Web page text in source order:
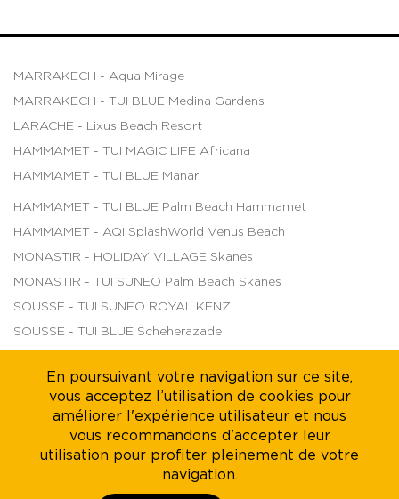
MARRAKECH - Aqua Mirage
MARRAKECH - TUI BLUE Medina Gardens
LARACHE - Lixus Beach Resort
HAMMAMET - TUI MAGIC LIFE Africana
HAMMAMET - TUI BLUE Manar
HAMMAMET - TUI BLUE Palm Beach Hammamet
HAMMAMET - AQI SplashWorld Venus Beach
MONASTIR - HOLIDAY VILLAGE Skanes
MONASTIR - TUI SUNEO Palm Beach Skanes
SOUSSE - TUI SUNEO ROYAL KENZ
SOUSSE - TUI BLUE Scheherazade
DJERBA - TUI BLUE Palm Beach Palace
TABARKA - Thabraca Thalasso & Diving
TOZEUR - Palm Beach Palace
TOZEUR - The Mora Sahara Tozeur
En poursuivant votre navigation sur ce site,
vous acceptez l’utilisation de cookies pour
améliorer l'expérience utilisateur et nous
vous recommandons d'accepter leur
utilisation pour profiter pleinement de votre
navigation.